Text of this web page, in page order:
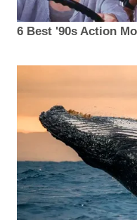
6 Best '90s Action